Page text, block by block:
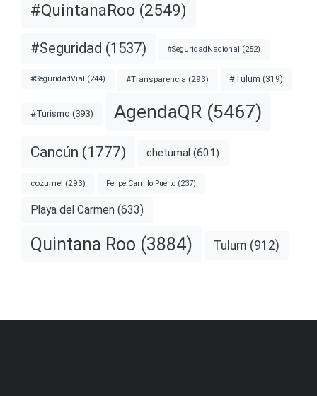
#QuintanaRoo (2549)
#Seguridad (1537) #SeguridadNacional (252)
#SeguridadVial (244) #Transparencia (293) #Tulum (319)
#Turismo (393) AgendaQR (5467)
Cancún (1777) chetumal (601)
cozumel (293) Felipe Carrillo Puerto (237)
Playa del Carmen (633)
Quintana Roo (3884) Tulum (912)